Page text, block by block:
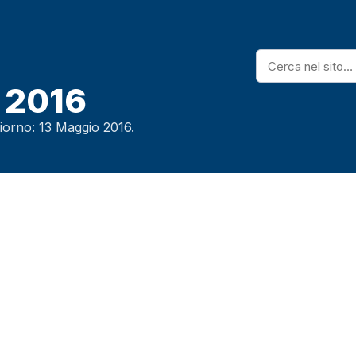
13 Maggio 2016.